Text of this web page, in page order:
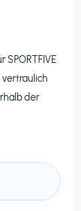
SPORTFIVE
der